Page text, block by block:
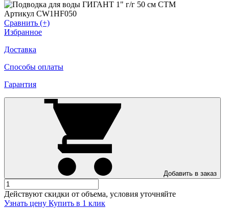
Артикул CW1HF050
Сравнить (+)
Избранное
Доставка
Способы оплаты
Гарантия
Добавить в заказ
Действуют скидки от объема, условия уточняйте
Узнать цену Купить в 1 клик